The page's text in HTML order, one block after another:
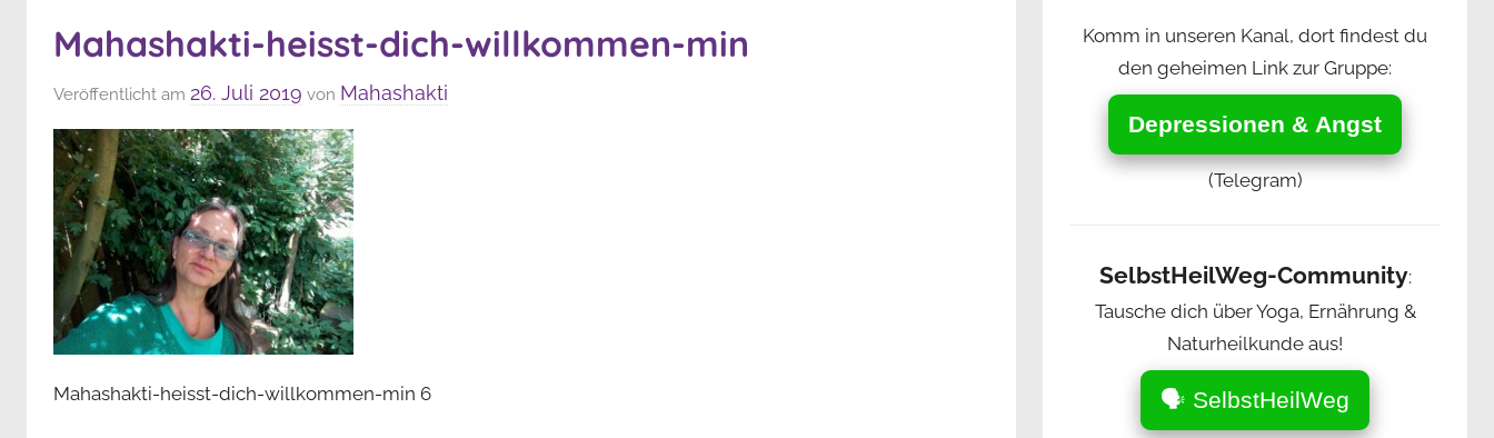
Mahashakti-heisst-dich-willkommen-min
Veröffentlicht am 26. Juli 2019 von Mahashakti
Mahashakti-heisst-dich-willkommen-min 6
Komm in unseren Kanal, dort findest du
den geheimen Link zur Gruppe:
Depressionen & Angst
(Telegram)
SelbstHeilWeg-Community:
Tausche dich über Yoga, Ernährung &
Naturheilkunde aus!
🗣️ SelbstHeilWeg